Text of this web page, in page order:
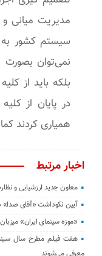
مدیریت میانی
سیستم کشور
نمی‌توان
بلکه باید از
در پایان از
همیاری کردند
اخبار مرتبط
معاون جدید ارزشیابی و
آیین نکوداشت «آقای صدا»
«موزه سینمای ایران»
هفت فیلم مطرح سال